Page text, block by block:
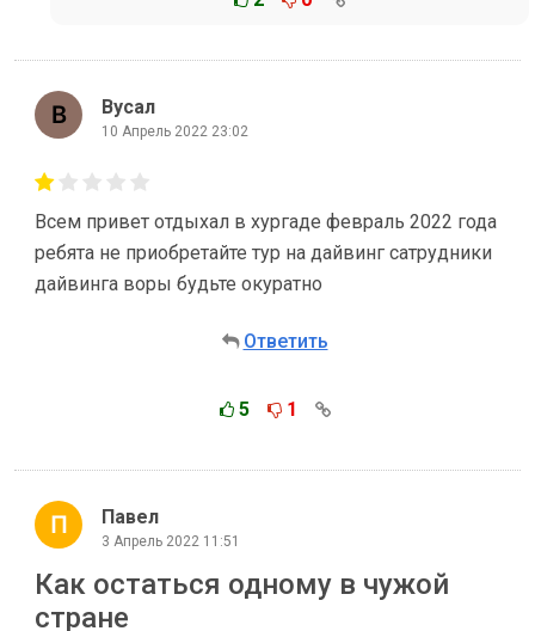
Вусал
10 Апрель 2022 23:02
Всем привет отдыхал в хургаде февраль 2022 года
ребята не приобретайте тур на дайвинг сатрудники
дайвинга воры будьте окуратно
Ответить
5 1
Павел
3 Апрель 2022 11:51
Как остаться одному в чужой
стране